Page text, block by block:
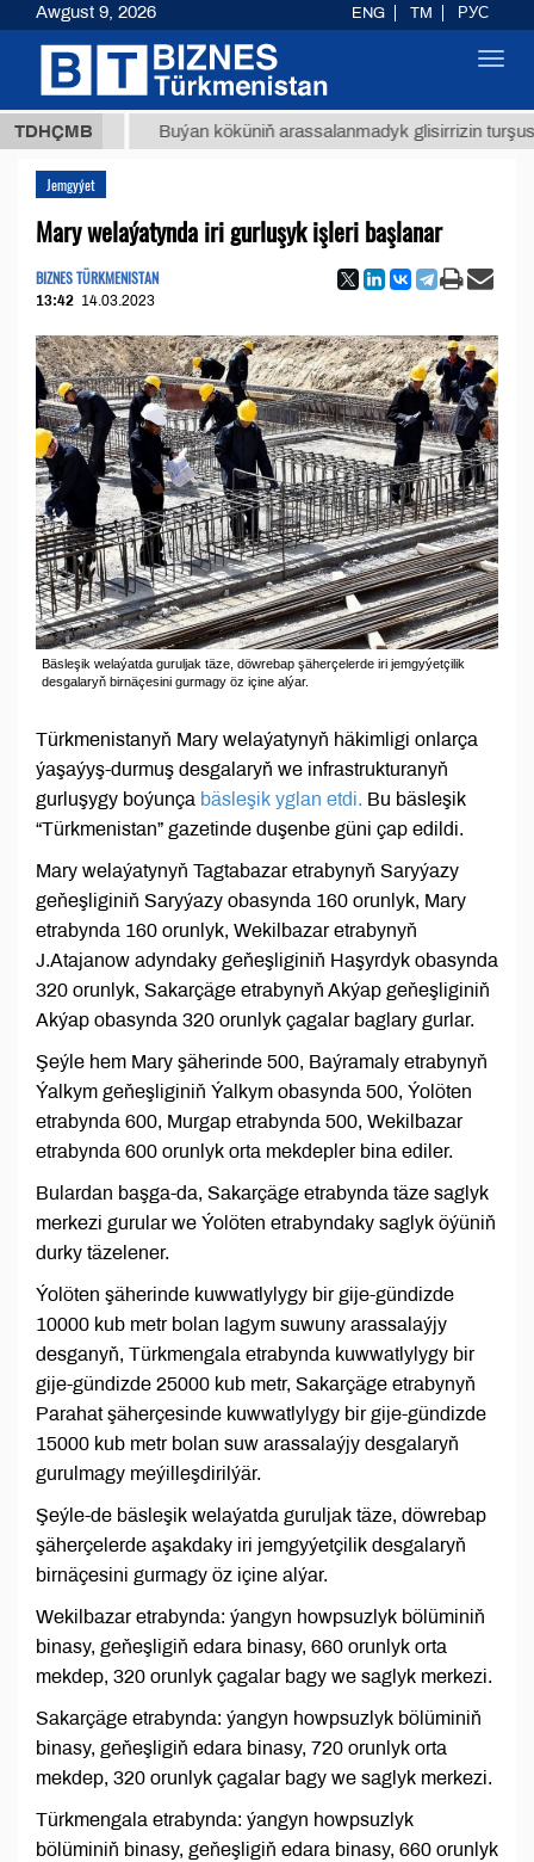
TDHÇMB
ТМТ Buýan köküniň arassalanmadyk glisirrizin turşusy (t.)
Jemgyýet
Mary welaýatynda iri gurluşyk işleri başlanar
BIZNES TÜRKMENISTAN
13:42 14.03.2023
Bäsleşik welaýatda guruljak täze, döwrebap şäherçelerde iri jemgyýetçilik
desgalaryň birnäçesini gurmagy öz içine alýar.
Türkmenistanyň Mary welaýatynyň häkimligi onlarça
ýaşaýyş-durmuş desgalaryň we infrastrukturanyň
gurluşygy boýunça bäsleşik yglan etdi. Bu bäsleşik
“Türkmenistan” gazetinde duşenbe güni çap edildi.
Mary welaýatynyň Tagtabazar etrabynyň Saryýazy
geňeşliginiň Saryýazy obasynda 160 orunlyk, Mary
etrabynda 160 orunlyk, Wekilbazar etrabynyň
J.Atajanow adyndaky geňeşliginiň Haşyrdyk obasynda
320 orunlyk, Sakarçäge etrabynyň Akýap geňeşliginiň
Akýap obasynda 320 orunlyk çagalar baglary gurlar.
Şeýle hem Mary şäherinde 500, Baýramaly etrabynyň
Ýalkym geňeşliginiň Ýalkym obasynda 500, Ýolöten
etrabynda 600, Murgap etrabynda 500, Wekilbazar
etrabynda 600 orunlyk orta mekdepler bina ediler.
Bulardan başga-da, Sakarçäge etrabynda täze saglyk
merkezi gurular we Ýolöten etrabyndaky saglyk öýüniň
durky täzelener.
Ýolöten şäherinde kuwwatlylygy bir gije-gündizde
10000 kub metr bolan lagym suwuny arassalaýjy
desganyň, Türkmengala etrabynda kuwwatlylygy bir
gije-gündizde 25000 kub metr, Sakarçäge etrabynyň
Parahat şäherçesinde kuwwatlylygy bir gije-gündizde
15000 kub metr bolan suw arassalaýjy desgalaryň
gurulmagy meýilleşdirilýär.
Şeýle-de bäsleşik welaýatda guruljak täze, döwrebap
şäherçelerde aşakdaky iri jemgyýetçilik desgalaryň
birnäçesini gurmagy öz içine alýar.
Wekilbazar etrabynda: ýangyn howpsuzlyk bölüminiň
binasy, geňeşligiň edara binasy, 660 orunlyk orta
mekdep, 320 orunlyk çagalar bagy we saglyk merkezi.
Sakarçäge etrabynda: ýangyn howpsuzlyk bölüminiň
binasy, geňeşligiň edara binasy, 720 orunlyk orta
mekdep, 320 orunlyk çagalar bagy we saglyk merkezi.
Türkmengala etrabynda: ýangyn howpsuzlyk
bölüminiň binasy, geňeşligiň edara binasy, 660 orunlyk
Awgust 9, 2026 ENG TM РУС